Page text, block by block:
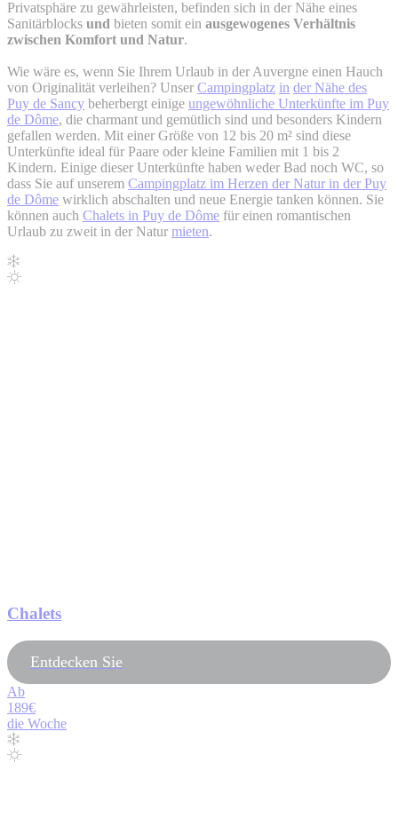
Privatsphäre zu gewährleisten, befinden sich in der Nähe eines
Sanitärblocks und bieten somit ein ausgewogenes Verhältnis
zwischen Komfort und Natur.
Wie wäre es, wenn Sie Ihrem Urlaub in der Auvergne einen Hauch
von Originalität verleihen? Unser Campingplatz in der Nähe des
Puy de Sancy beherbergt einige ungewöhnliche Unterkünfte im Puy
de Dôme, die charmant und gemütlich sind und besonders Kindern
gefallen werden. Mit einer Größe von 12 bis 20 m² sind diese
Unterkünfte ideal für Paare oder kleine Familien mit 1 bis 2
Kindern. Einige dieser Unterkünfte haben weder Bad noch WC, so
dass Sie auf unserem Campingplatz im Herzen der Natur in der Puy
de Dôme wirklich abschalten und neue Energie tanken können. Sie
können auch Chalets in Puy de Dôme für einen romantischen
Urlaub zu zweit in der Natur mieten.
Chalets
Entdecken Sie
Ab
189€
die Woche